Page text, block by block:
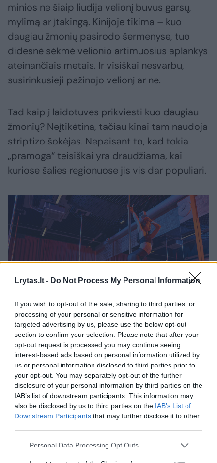
Lrytas.lt - Do Not Process My Personal Information
If you wish to opt-out of the sale, sharing to third parties, or
processing of your personal or sensitive information for
targeted advertising by us, please use the below opt-out
section to confirm your selection. Please note that after your
opt-out request is processed you may continue seeing
interest-based ads based on personal information utilized by
us or personal information disclosed to third parties prior to
your opt-out. You may separately opt-out of the further
disclosure of your personal information by third parties on the
IAB’s list of downstream participants. This information may
also be disclosed by us to third parties on the IAB’s List of
Downstream Participants that may further disclose it to other
Personal Data Processing Opt Outs
minios ne šiaip liudija velionį buvus garsų,
mylimą ar įtakingą. Kinijoje tikima – kuo
daugiau žmonių pasirodo šermenyse, tuo
didesnė sėkmė velionio artimuosius aplankys
ateinančiais metais. Ir visiškai nesvarbu,
susirinkusieji pažinojo velionį ar ne.
Tad kaip į laidotuves prikviesti kuo daugiau
žmonių? Neįtikėtina, tačiau kinai tam naudoja
striptizo šokėjas. Nepaisant to, kad tokia
„pramoga“ teisiškai yra draudžiama, kai
kuriose šalies regionuose jis vis dar populiari.
Daugiau nuotraukų (7)
Kinijoje į laidotuves kviečiamos striptizo šokėjos.
123rf nuotr.
Džiazo ritmai
JAV Luizianos valstijoje, Naujojo Orleano
mieste, dar XX a. pradėta laidotuvių
ceremonijos tradicija, kurios metu velionis į